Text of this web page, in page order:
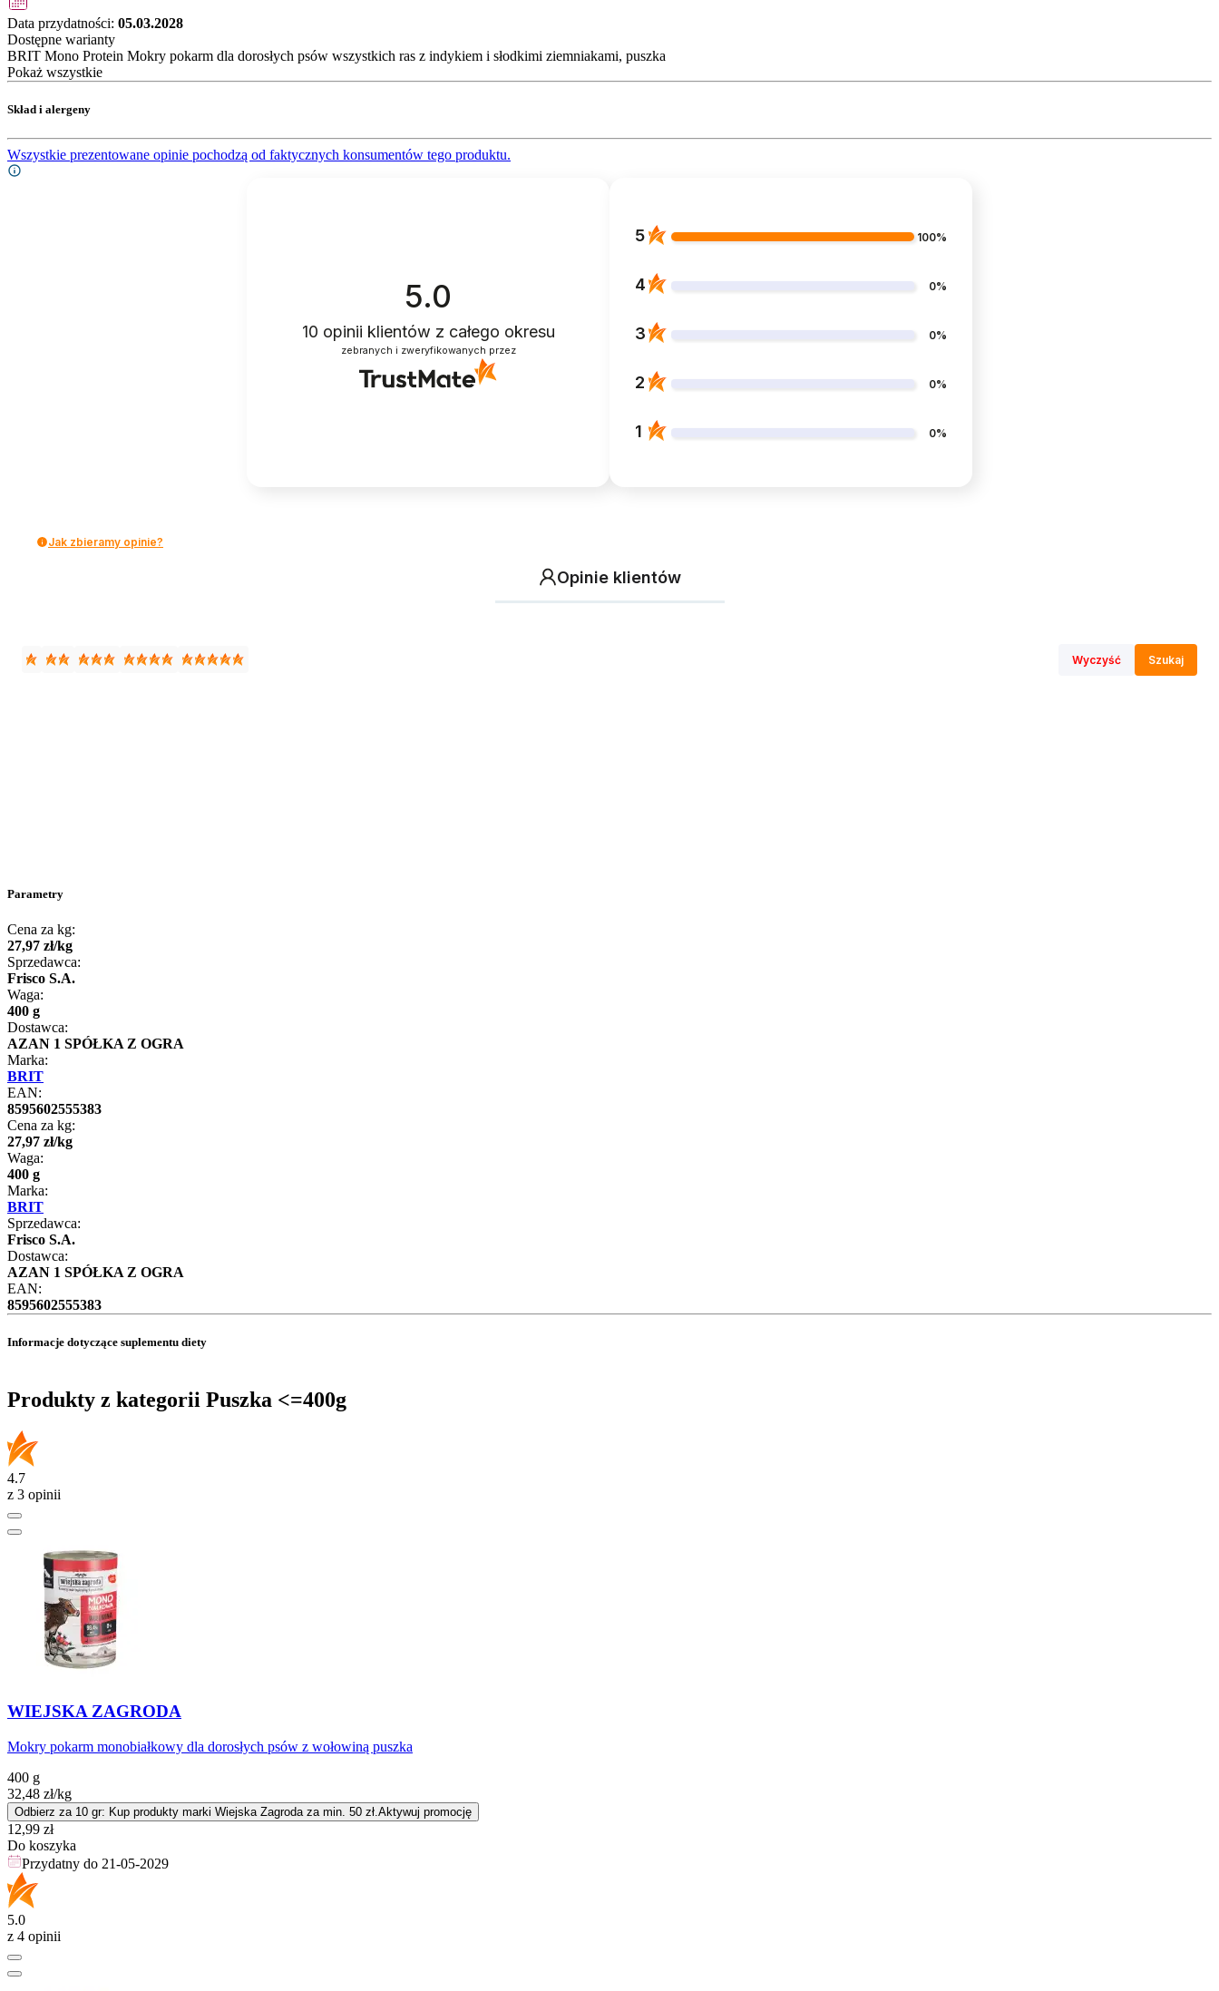
Data przydatności: 05.03.2028
Dostępne warianty
BRIT Mono Protein Mokry pokarm dla dorosłych psów wszystkich ras z indykiem i słodkimi ziemniakami, puszka
Pokaż wszystkie
Skład i alergeny
Wszystkie prezentowane opinie pochodzą od faktycznych konsumentów tego produktu.
5.0
10 opinii klientów z całego okresu
zebranych i zweryfikowanych przez
5 100%
4 0%
3 0%
2 0%
1 0%
Jak zbieramy opinie?
Opinie klientów
Wyczyść Szukaj
Parametry
Cena za kg:
27,97 zł/kg
Sprzedawca:
Frisco S.A.
Waga:
400 g
Dostawca:
AZAN 1 SPÓŁKA Z OGRA
Marka:
BRIT
EAN:
8595602555383
Cena za kg:
27,97 zł/kg
Waga:
400 g
Marka:
BRIT
Sprzedawca:
Frisco S.A.
Dostawca:
AZAN 1 SPÓŁKA Z OGRA
EAN:
8595602555383
Informacje dotyczące suplementu diety
Produkty z kategorii Puszka <=400g
4.7
z 3 opinii
WIEJSKA ZAGRODA
Mokry pokarm monobiałkowy dla dorosłych psów z wołowiną puszka
400 g
32,48 zł/kg
Odbierz za 10 gr: Kup produkty marki Wiejska Zagroda za min. 50 zł. Aktywuj promocję
Cena
12,99 zł
Do koszyka
Przydatny do 21-05-2029
5.0
z 4 opinii